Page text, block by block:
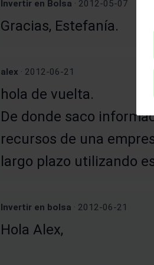
Invertir en Bolsa · 2012-05-07
Gracias, Estefanía.
alex · 2012-06-21
hola de vuelta.
De donde saco
recursos de una
largo plazo utilizando
Invertir en bolsa · 2012-06-21
Hola Alex,